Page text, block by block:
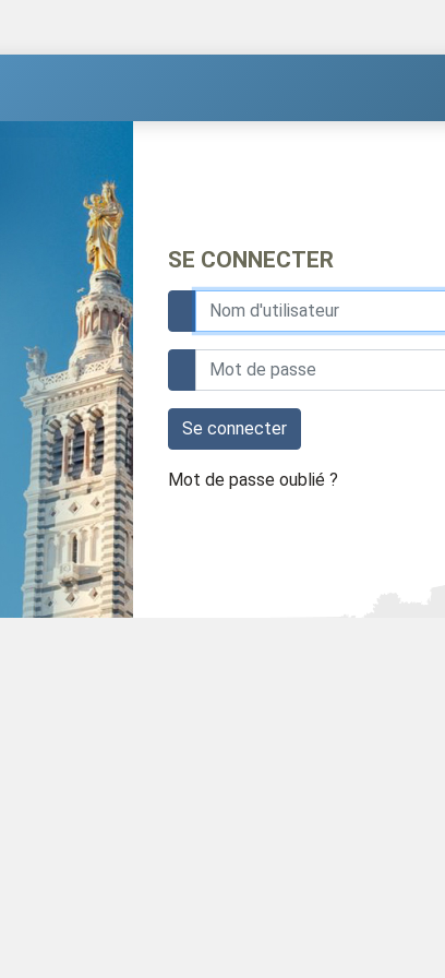
SE CONNECTER
Se connecter
Mot de passe oublié ?